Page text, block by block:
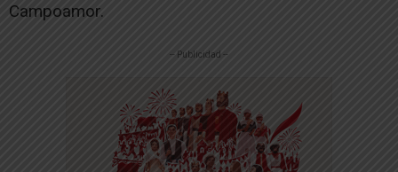
Campoamor.
-- Publicidad --